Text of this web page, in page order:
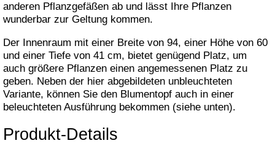
anderen Pflanzgefäßen ab und lässt Ihre Pflanzen
wunderbar zur Geltung kommen.
Der Innenraum mit einer Breite von 94, einer Höhe von 60
und einer Tiefe von 41 cm, bietet genügend Platz, um
auch größere Pflanzen einen angemessenen Platz zu
geben. Neben der hier abgebildeten unbleuchteten
Variante, können Sie den Blumentopf auch in einer
beleuchteten Ausführung bekommen (siehe unten).
Produkt-Details